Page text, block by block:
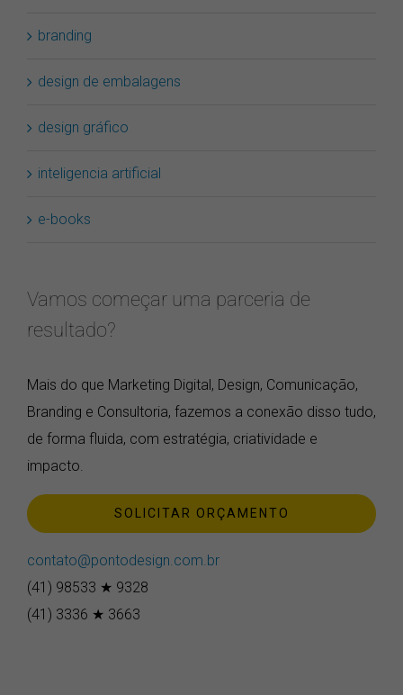
branding
design de embalagens
design gráfico
inteligencia artificial
e-books
Vamos começar uma parceria de
resultado?
Mais do que Marketing Digital, Design, Comunicação,
Branding e Consultoria, fazemos a conexão disso tudo,
de forma fluida, com estratégia, criatividade e
impacto.
SOLICITAR ORÇAMENTO
contato@pontodesign.com.br
(41) 98533 ★ 9328
(41) 3336 ★ 3663